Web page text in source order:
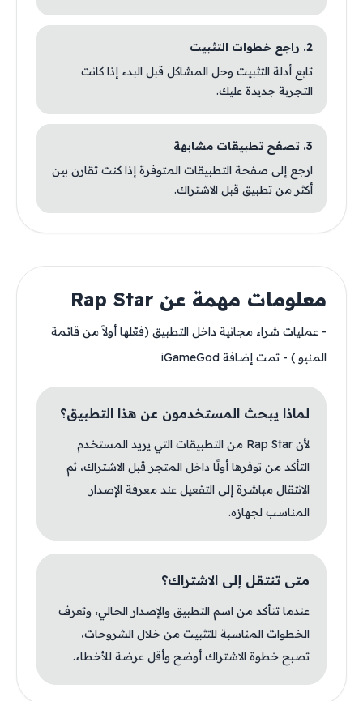
2. راجع خطوات التثبيت
تابع أدلة التثبيت وحل المشاكل قبل البدء إذا كانت
التجربة جديدة عليك.
3. تصفح تطبيقات مشابهة
ارجع إلى صفحة التطبيقات المتوفرة إذا كنت تقارن بين
أكثر من تطبيق قبل الاشتراك.
معلومات مهمة عن Rap Star
- عمليات شراء مجانية داخل التطبيق (فعّلها أولاً من قائمة
المنيو ) - تمت إضافة iGameGod
لماذا يبحث المستخدمون عن هذا التطبيق؟
لأن Rap Star من التطبيقات التي يريد المستخدم
التأكد من توفرها أولًا داخل المتجر قبل الاشتراك، ثم
الانتقال مباشرة إلى التفعيل عند معرفة الإصدار
المناسب لجهازه.
متى تنتقل إلى الاشتراك؟
عندما تتأكد من اسم التطبيق والإصدار الحالي، وتعرف
الخطوات المناسبة للتثبيت من خلال الشروحات،
تصبح خطوة الاشتراك أوضح وأقل عرضة للأخطاء.